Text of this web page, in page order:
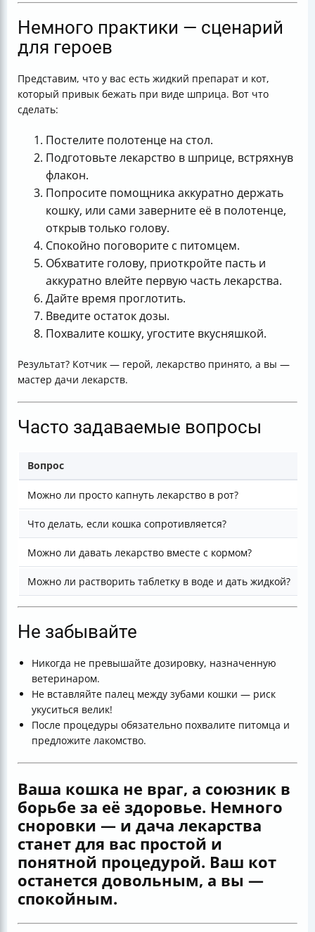
Немного практики — сценарий
для героев
Представим, что у вас есть жидкий препарат и кот,
который привык бежать при виде шприца. Вот что
сделать:
Постелите полотенце на стол.
Подготовьте лекарство в шприце, встряхнув
флакон.
Попросите помощника аккуратно держать
кошку, или сами заверните её в полотенце,
открыв только голову.
Спокойно поговорите с питомцем.
Обхватите голову, приоткройте пасть и
аккуратно влейте первую часть лекарства.
Дайте время проглотить.
Введите остаток дозы.
Похвалите кошку, угостите вкусняшкой.
Результат? Котчик — герой, лекарство принято, а вы —
мастер дачи лекарств.
Часто задаваемые вопросы
Вопрос
Можно ли просто капнуть лекарство в рот?
Что делать, если кошка сопротивляется?
Можно ли давать лекарство вместе с кормом?
Можно ли растворить таблетку в воде и дать жидкой?
Не забывайте
Никогда не превышайте дозировку, назначенную
ветеринаром.
Не вставляйте палец между зубами кошки — риск
укуситься велик!
После процедуры обязательно похвалите питомца и
предложите лакомство.
Ваша кошка не враг, а союзник в
борьбе за её здоровье. Немного
сноровки — и дача лекарства
станет для вас простой и
понятной процедурой. Ваш кот
останется довольным, а вы —
спокойным.